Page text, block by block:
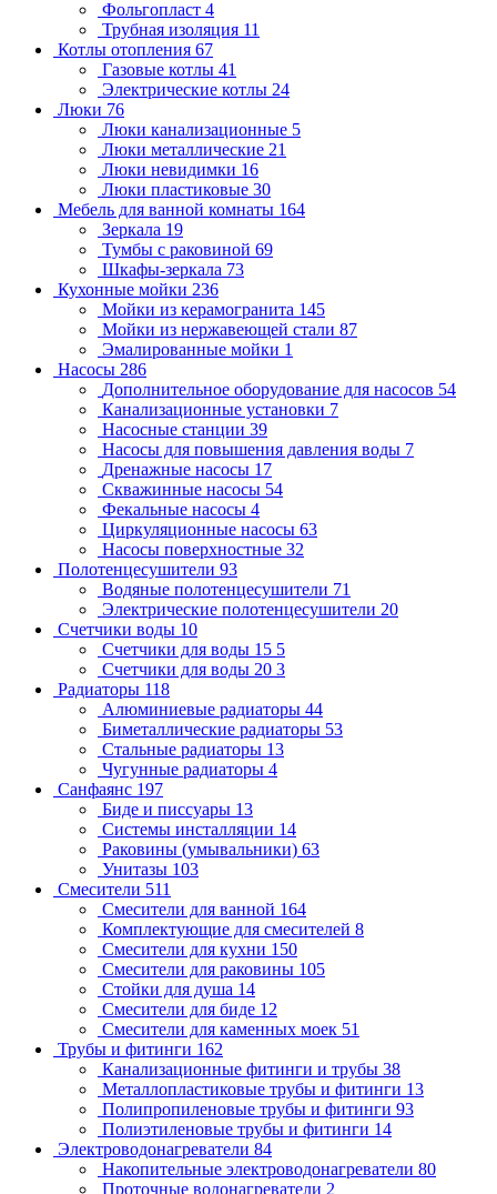
Фольгопласт 4
Трубная изоляция 11
Котлы отопления 67
Газовые котлы 41
Электрические котлы 24
Люки 76
Люки канализационные 5
Люки металлические 21
Люки невидимки 16
Люки пластиковые 30
Мебель для ванной комнаты 164
Зеркала 19
Тумбы с раковиной 69
Шкафы-зеркала 73
Кухонные мойки 236
Мойки из керамогранита 145
Мойки из нержавеющей стали 87
Эмалированные мойки 1
Насосы 286
Дополнительное оборудование для насосов 54
Канализационные установки 7
Насосные станции 39
Насосы для повышения давления воды 7
Дренажные насосы 17
Скважинные насосы 54
Фекальные насосы 4
Циркуляционные насосы 63
Насосы поверхностные 32
Полотенцесушители 93
Водяные полотенцесушители 71
Электрические полотенцесушители 20
Счетчики воды 10
Счетчики для воды 15 5
Счетчики для воды 20 3
Радиаторы 118
Алюминиевые радиаторы 44
Биметаллические радиаторы 53
Стальные радиаторы 13
Чугунные радиаторы 4
Санфаянс 197
Биде и писсуары 13
Системы инсталляции 14
Раковины (умывальники) 63
Унитазы 103
Смесители 511
Смесители для ванной 164
Комплектующие для смесителей 8
Смесители для кухни 150
Смесители для раковины 105
Стойки для душа 14
Смесители для биде 12
Смесители для каменных моек 51
Трубы и фитинги 162
Канализационные фитинги и трубы 38
Металлопластиковые трубы и фитинги 13
Полипропиленовые трубы и фитинги 93
Полиэтиленовые трубы и фитинги 14
Электроводонагреватели 84
Накопительные электроводонагреватели 80
Проточные водонагреватели 2